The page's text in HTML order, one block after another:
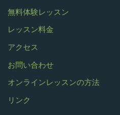
無料体験レッスン
レッスン料金
アクセス
お問い合わせ
オンラインレッスンの方法
リンク